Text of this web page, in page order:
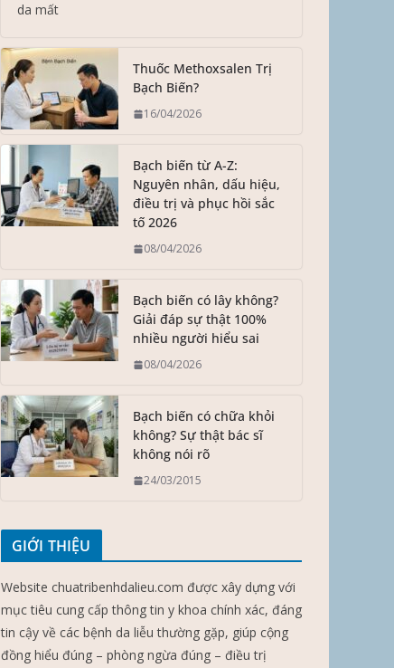
da mất
Thuốc Methoxsalen Trị
Bạch Biến?
16/04/2026
Bạch biến từ A-Z:
Nguyên nhân, dấu hiệu,
điều trị và phục hồi sắc
tố 2026
08/04/2026
Bạch biến có lây không?
Giải đáp sự thật 100%
nhiều người hiểu sai
08/04/2026
Bạch biến có chữa khỏi
không? Sự thật bác sĩ
không nói rõ
24/03/2015
GIỚI THIỆU
Website chuatribenhdalieu.com được xây dựng với
mục tiêu cung cấp thông tin y khoa chính xác, đáng
tin cậy về các bệnh da liễu thường gặp, giúp cộng
đồng hiểu đúng – phòng ngừa đúng – điều trị